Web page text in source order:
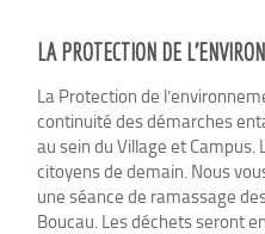
LA PROTECTION DE
La Protection de
continuité des démarches
au sein du Village et Campus.
citoyens de demain. Nous
une séance de ramassage
Boucau. Les déchets seront